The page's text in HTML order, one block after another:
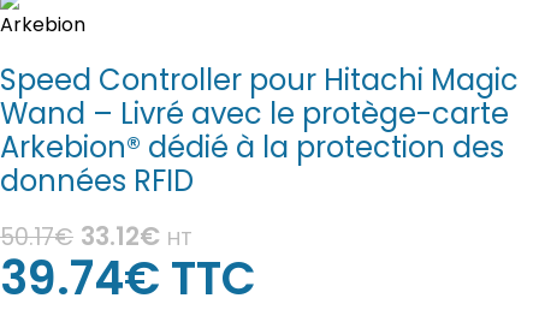
Speed Controller pour Hitachi Magic
Wand – Livré avec le protège-carte
Arkebion® dédié à la protection des
données RFID
50.17€ 33.12€ HT
39.74€ TTC